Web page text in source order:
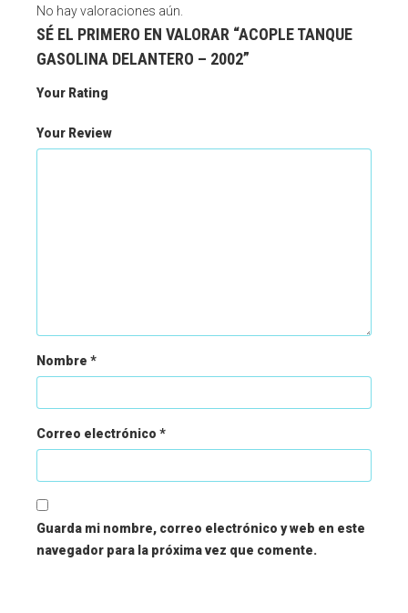
No hay valoraciones aún.
SÉ EL PRIMERO EN VALORAR “ACOPLE TANQUE
GASOLINA DELANTERO – 2002”
Your Rating
Your Review
Nombre *
Correo electrónico *
Guarda mi nombre, correo electrónico y web en este
navegador para la próxima vez que comente.